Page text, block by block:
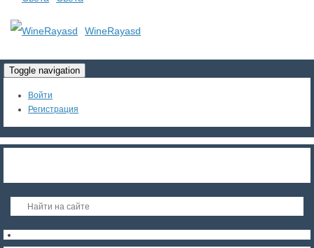
WineRayasd
Toggle navigation
Войти
Регистрация